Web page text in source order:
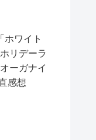
ホワイト
リデーラ
ーガナイ
感想